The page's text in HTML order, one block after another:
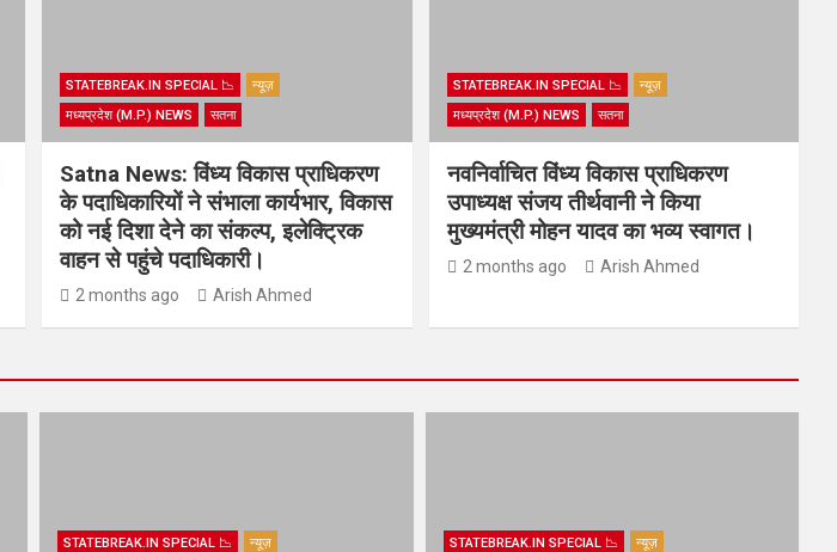
STATEBREAK.IN SPECIAL 📉
न्यूज़
मध्यप्रदेश (M.P.) NEWS
सतना
Satna News: विंध्य विकास प्राधिकरण
के पदाधिकारियों ने संभाला कार्यभार, विकास
को नई दिशा देने का संकल्प, इलेक्ट्रिक
वाहन से पहुंचे पदाधिकारी।
2 months ago Arish Ahmed
STATEBREAK.IN SPECIAL 📉
न्यूज़
मध्यप्रदेश (M.P.) NEWS
सतना
नवनिर्वाचित विंध्य विकास प्राधिकरण
उपाध्यक्ष संजय तीर्थवानी ने किया
मुख्यमंत्री मोहन यादव का भव्य स्वागत।
2 months ago Arish Ahmed
STATEBREAK.IN SPECIAL 📉
न्यूज़
STATEBREAK.IN SPECIAL 📉
न्यूज़